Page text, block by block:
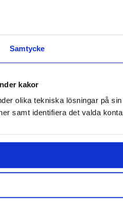
Samtycke
kakor
olika tekniska lösningar på
samt identifiera det valda